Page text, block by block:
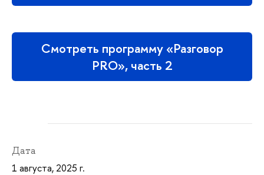
Смотреть программу «Разговор
PRO», часть 2
Дата
1 августа, 2025 г.